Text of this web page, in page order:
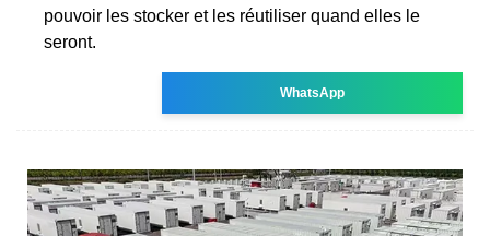
pouvoir les stocker et les réutiliser quand elles le
seront.
WhatsApp